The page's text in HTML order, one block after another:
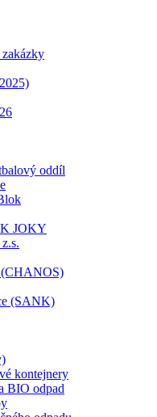
oddíl
JOKY
(CHANOS)
(SANK)
kontejnery
BIO odpad